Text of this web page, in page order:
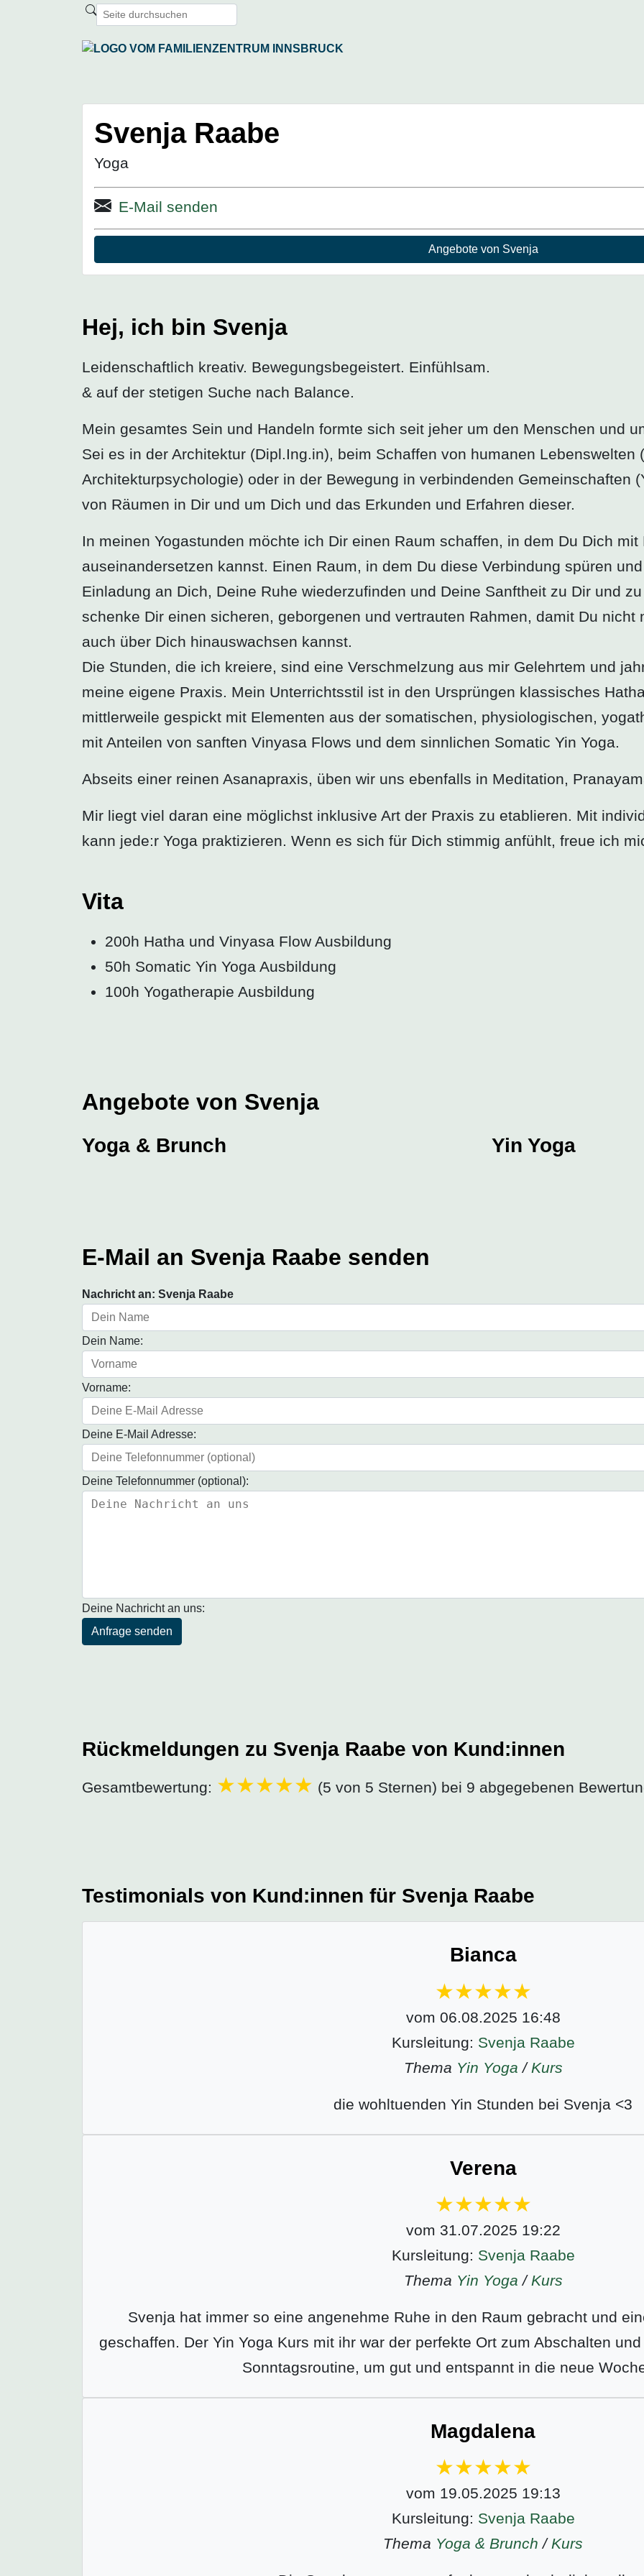
Svenja Raabe
Yoga
E-Mail senden
Angebote von Svenja
Hej, ich bin Svenja
Leidenschaftlich kreativ. Bewegungsbegeistert. Einfühlsam.
& auf der stetigen Suche nach Balance.
Mein gesamtes Sein und Handeln formte sich seit jeher um den Menschen und
Sei es in der Architektur (Dipl.Ing.in), beim Schaffen von humanen Lebenswelten
Architekturpsychologie) oder in der Bewegung in verbindenden Gemeinschaften
von Räumen in Dir und um Dich und das Erkunden und Erfahren dieser.
In meinen Yogastunden möchte ich Dir einen Raum schaffen, in dem Du Dich
auseinandersetzen kannst. Einen Raum, in dem Du diese Verbindung spüren
Einladung an Dich, Deine Ruhe wiederzufinden und Deine Sanftheit zu Dir und
schenke Dir einen sicheren, geborgenen und vertrauten Rahmen, damit Du nicht
auch über Dich hinauswachsen kannst.
Die Stunden, die ich kreiere, sind eine Verschmelzung aus mir Gelehrtem und
meine eigene Praxis. Mein Unterrichtsstil ist in den Ursprüngen klassisches
mittlerweile gespickt mit Elementen aus der somatischen, physiologischen,
mit Anteilen von sanften Vinyasa Flows und dem sinnlichen Somatic Yin Yoga.
Abseits einer reinen Asanapraxis, üben wir uns ebenfalls in Meditation,
Mir liegt viel daran eine möglichst inklusive Art der Praxis zu etablieren. Mit
kann jede:r Yoga praktizieren. Wenn es sich für Dich stimmig anfühlt, freue ich
Vita
200h Hatha und Vinyasa Flow Ausbildung
50h Somatic Yin Yoga Ausbildung
100h Yogatherapie Ausbildung
Angebote von Svenja
Yoga & Brunch Yin Yoga
E-Mail an Svenja Raabe senden
Nachricht an: Svenja Raabe
Dein Name:
Vorname:
Deine E-Mail Adresse:
Deine Telefonnummer (optional):
Deine Nachricht an uns:
Anfrage senden
Rückmeldungen zu Svenja Raabe von Kund:innen
Gesamtbewertung: (5 von 5 Sternen) bei 9 abgegebenen
Testimonials von Kund:innen für Svenja Raabe
Bianca
vom 06.08.2025 16:48
Kursleitung: Svenja Raabe
Thema Yin Yoga / Kurs
die wohltuenden Yin Stunden bei Svenja <3
Verena
vom 31.07.2025 19:22
Kursleitung: Svenja Raabe
Thema Yin Yoga / Kurs
Svenja hat immer so eine angenehme Ruhe in den Raum gebracht und
geschaffen. Der Yin Yoga Kurs mit ihr war der perfekte Ort zum Abschalten
Sonntagsroutine, um gut und entspannt in die neue
Magdalena
vom 19.05.2025 19:13
Kursleitung: Svenja Raabe
Thema Yoga & Brunch / Kurs